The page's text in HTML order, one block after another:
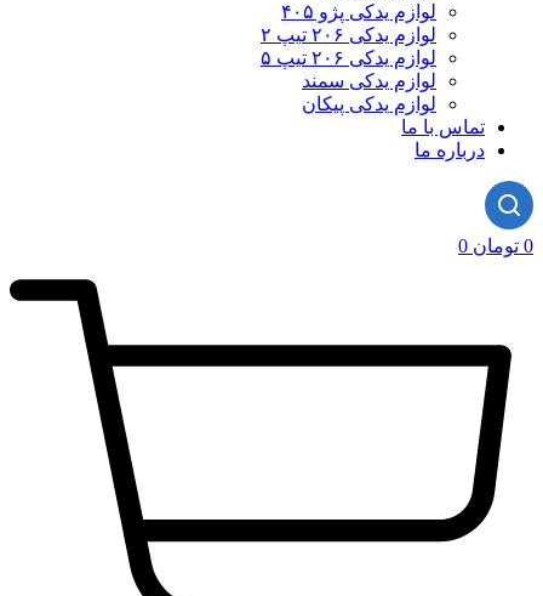
لوازم یدکی پژو ۴۰۵
لوازم یدکی ۲۰۶ تیپ ۲
لوازم یدکی ۲۰۶ تیپ ۵
لوازم یدکی سمند
لوازم یدکی پیکان
تماس با ما
درباره ما
0 تومان 0